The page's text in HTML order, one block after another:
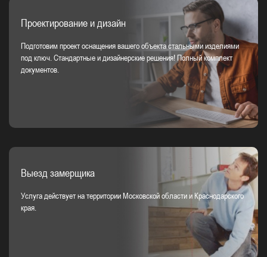
Проектирование и дизайн
Подготовим проект оснащения вашего объекта стальными изделиями
под ключ. Стандартные и дизайнерские решения! Полный комплект
документов.
Выезд замерщика
Услуга действует на территории Московской области и Краснодарского
края.